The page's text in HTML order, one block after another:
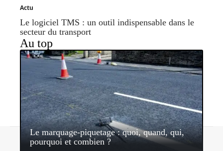
Actu
Le logiciel TMS : un outil indispensable dans le
secteur du transport
Au top
Le marquage-piquetage : quoi, quand, qui,
pourquoi et combien ?
Contact Mentions légales Sitemap